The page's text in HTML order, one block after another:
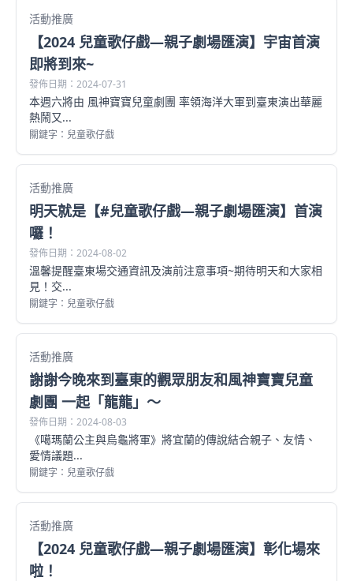
活動推廣
【2024 兒童歌仔戲—親子劇場匯演】宇宙首演
即將到來~
發佈日期：2024-07-31
本週六將由 風神寶寶兒童劇團 率領海洋大軍到臺東演出華麗
熱鬧又...
關鍵字：兒童歌仔戲
活動推廣
明天就是【#兒童歌仔戲—親子劇場匯演】首演
囉！
發佈日期：2024-08-02
溫馨提醒臺東場交通資訊及演前注意事項~期待明天和大家相
見！交...
關鍵字：兒童歌仔戲
活動推廣
謝謝今晚來到臺東的觀眾朋友和風神寶寶兒童
劇團 一起「龍龍」～
發佈日期：2024-08-03
《噶瑪蘭公主與烏龜將軍》將宜蘭的傳說結合親子、友情、
愛情議題...
關鍵字：兒童歌仔戲
活動推廣
【2024 兒童歌仔戲—親子劇場匯演】彰化場來
啦！